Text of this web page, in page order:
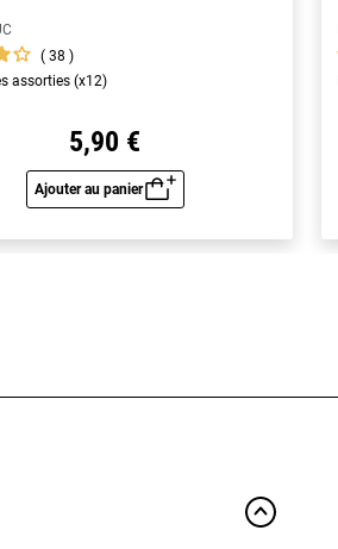
38
assorties (x12)
5,90 €
Ajouter au panier
Aperçu rapide